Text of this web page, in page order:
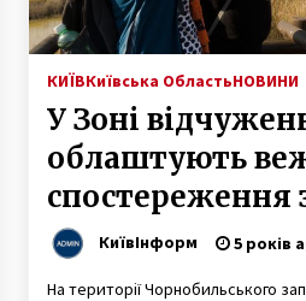
підготуватися:
7 років ago
У Кличка
кільцевої
7 років ago
стали Києвом.
КИЇВКиївська ОбластьНОВИНИ
У Зоні
облаштують
спостереження
КиївІнформ 5 років
На території Чорнобильського